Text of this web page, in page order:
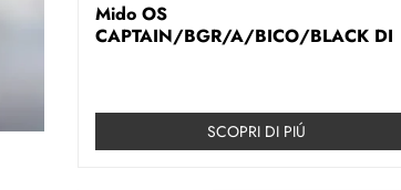
Mido OS
CAPTAIN/BGR/A/BICO/BLACK DI
SCOPRI DI PIÚ